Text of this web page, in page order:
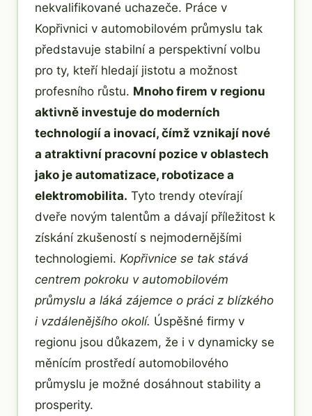
nekvalifikované uchazeče. Práce v
Kopřivnici v automobilovém průmyslu tak
představuje stabilní a perspektivní volbu
pro ty, kteří hledají jistotu a možnost
profesního růstu. Mnoho firem v regionu
aktivně investuje do moderních
technologií a inovací, čímž vznikají nové
a atraktivní pracovní pozice v oblastech
jako je automatizace, robotizace a
elektromobilita. Tyto trendy otevírají
dveře novým talentům a dávají příležitost k
získání zkušeností s nejmodernějšími
technologiemi. Kopřivnice se tak stává
centrem pokroku v automobilovém
průmyslu a láká zájemce o práci z blízkého
i vzdálenějšího okolí. Úspěšné firmy v
regionu jsou důkazem, že i v dynamicky se
měnícím prostředí automobilového
průmyslu je možné dosáhnout stability a
prosperity.